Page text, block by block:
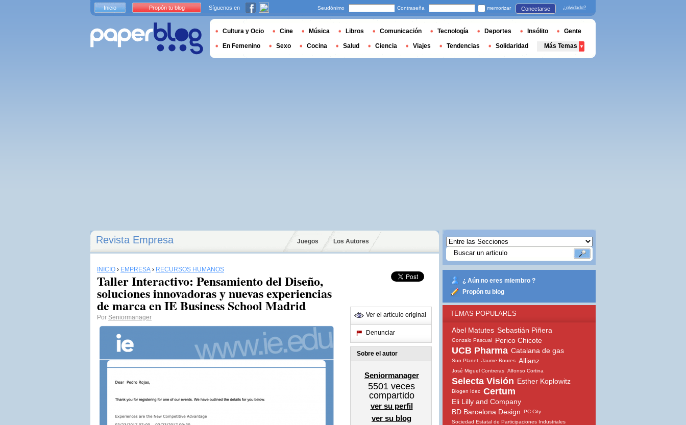
Revista Empresa Juegos Los Autores
INICIO › EMPRESA › RECURSOS HUMANOS
Taller Interactivo: Pensamiento del Diseño,
soluciones innovadoras y nuevas experiencias
de marca en IE Business School Madrid
Por Seniormanager Ver el artículo original
Denunciar
Sobre el autor
Seniormanager
5501 veces
compartido
ver su perfil
ver su blog
¿ Aún no eres miembro ?
Propón tu blog
TEMAS POPULARES
Abel Matutes Sebastián Piñera
Gonzalo Pascual Perico Chicote
UCB Pharma Catalana de gas
Sun Planet Jaume Roures Allianz
José Miguel Contreras Alfonso Cortina
Selecta Visión Esther Koplowitz
Biogen Idec Certum
Eli Lilly and Company
BD Barcelona Design
PC City
Sociedad Estatal de Participaciones Industriales
Inicio Propón tu blog Síguenos en Seudónimo Contraseña memorizar Conectarse ¿olvidado?
Cultura y Ocio Cine Música Libros Comunicación Tecnología Deportes Insólito Gente
En Femenino Sexo Cocina Salud Ciencia Viajes Tendencias Solidaridad Más Temas